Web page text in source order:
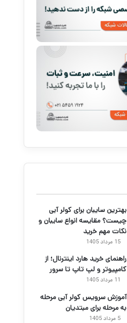
بهترین سایبان برای کولر آبی
چیست؟ مقایسه انواع سایبان و
نکات مهم خرید
15 مرداد 1405
راهنمای خرید هارد اینترنال؛ از
کامپیوتر و لپ تاپ تا سرور
11 مرداد 1405
آموزش سرویس کولر آبی مرحله
به مرحله برای مبتدیان
5 مرداد 1405